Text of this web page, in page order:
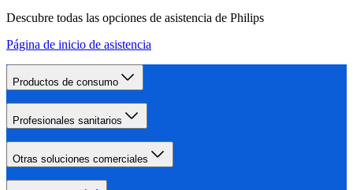
Descubre todas las opciones de asistencia de Philips
Página de inicio de asistencia
Productos de consumo
Profesionales sanitarios
Otras soluciones comerciales